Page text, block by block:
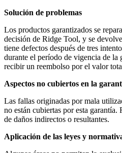
Solución de problemas
Los productos garantizados se
decisión de Ridge Tool, y se
tiene defectos después de tres
durante el período de vigencia de la
recibir un reembolso por el valor
Aspectos no cubiertos en la
Las fallas originadas por mala
no están cubiertas por esta
de daños indirectos o resultantes.
Aplicación de las leyes y